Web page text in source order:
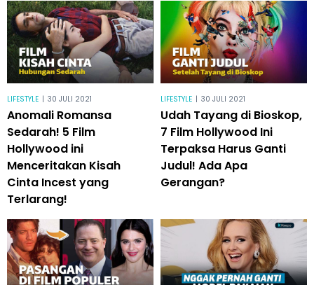
LIFESTYLE | 30 JULI 2021
Anomali Romansa
Sedarah! 5 Film
Hollywood ini
Menceritakan Kisah
Cinta Incest yang
Terlarang!
LIFESTYLE | 30 JULI 2021
Udah Tayang di Bioskop,
7 Film Hollywood Ini
Terpaksa Harus Ganti
Judul! Ada Apa
Gerangan?